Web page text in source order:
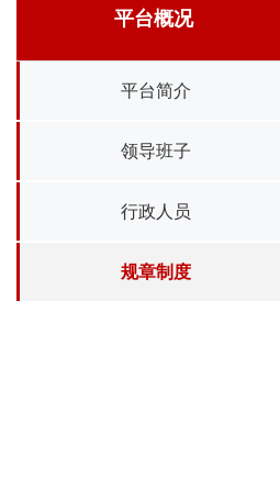
平台概况
平台简介
领导班子
行政人员
规章制度